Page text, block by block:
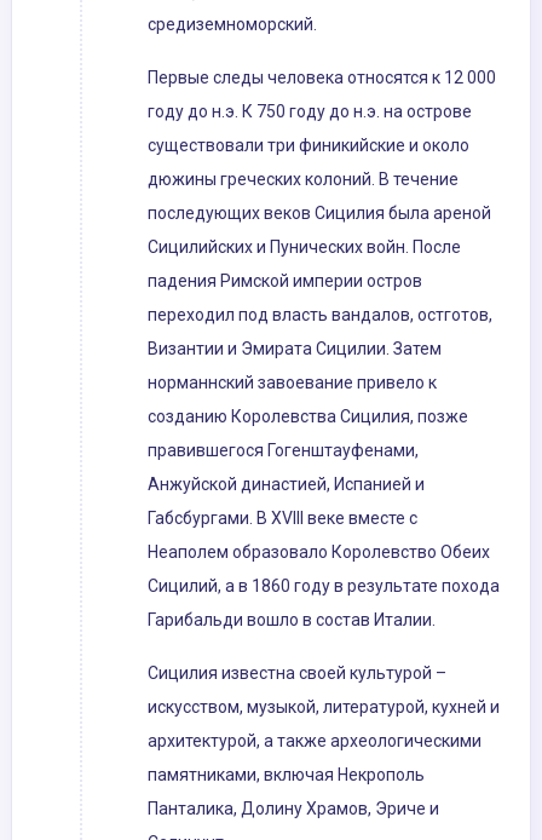
средиземноморский.
Первые следы человека относятся к 12 000
году до н.э. К 750 году до н.э. на острове
существовали три финикийские и около
дюжины греческих колоний. В течение
последующих веков Сицилия была ареной
Сицилийских и Пунических войн. После
падения Римской империи остров
переходил под власть вандалов, остготов,
Византии и Эмирата Сицилии. Затем
норманнский завоевание привело к
созданию Королевства Сицилия, позже
правившегося Гогенштауфенами,
Анжуйской династией, Испанией и
Габсбургами. В XVIII веке вместе с
Неаполем образовало Королевство Обеих
Сицилий, а в 1860 году в результате похода
Гарибальди вошло в состав Италии.
Сицилия известна своей культурой –
искусством, музыкой, литературой, кухней и
архитектурой, а также археологическими
памятниками, включая Некрополь
Панталика, Долину Храмов, Эриче и